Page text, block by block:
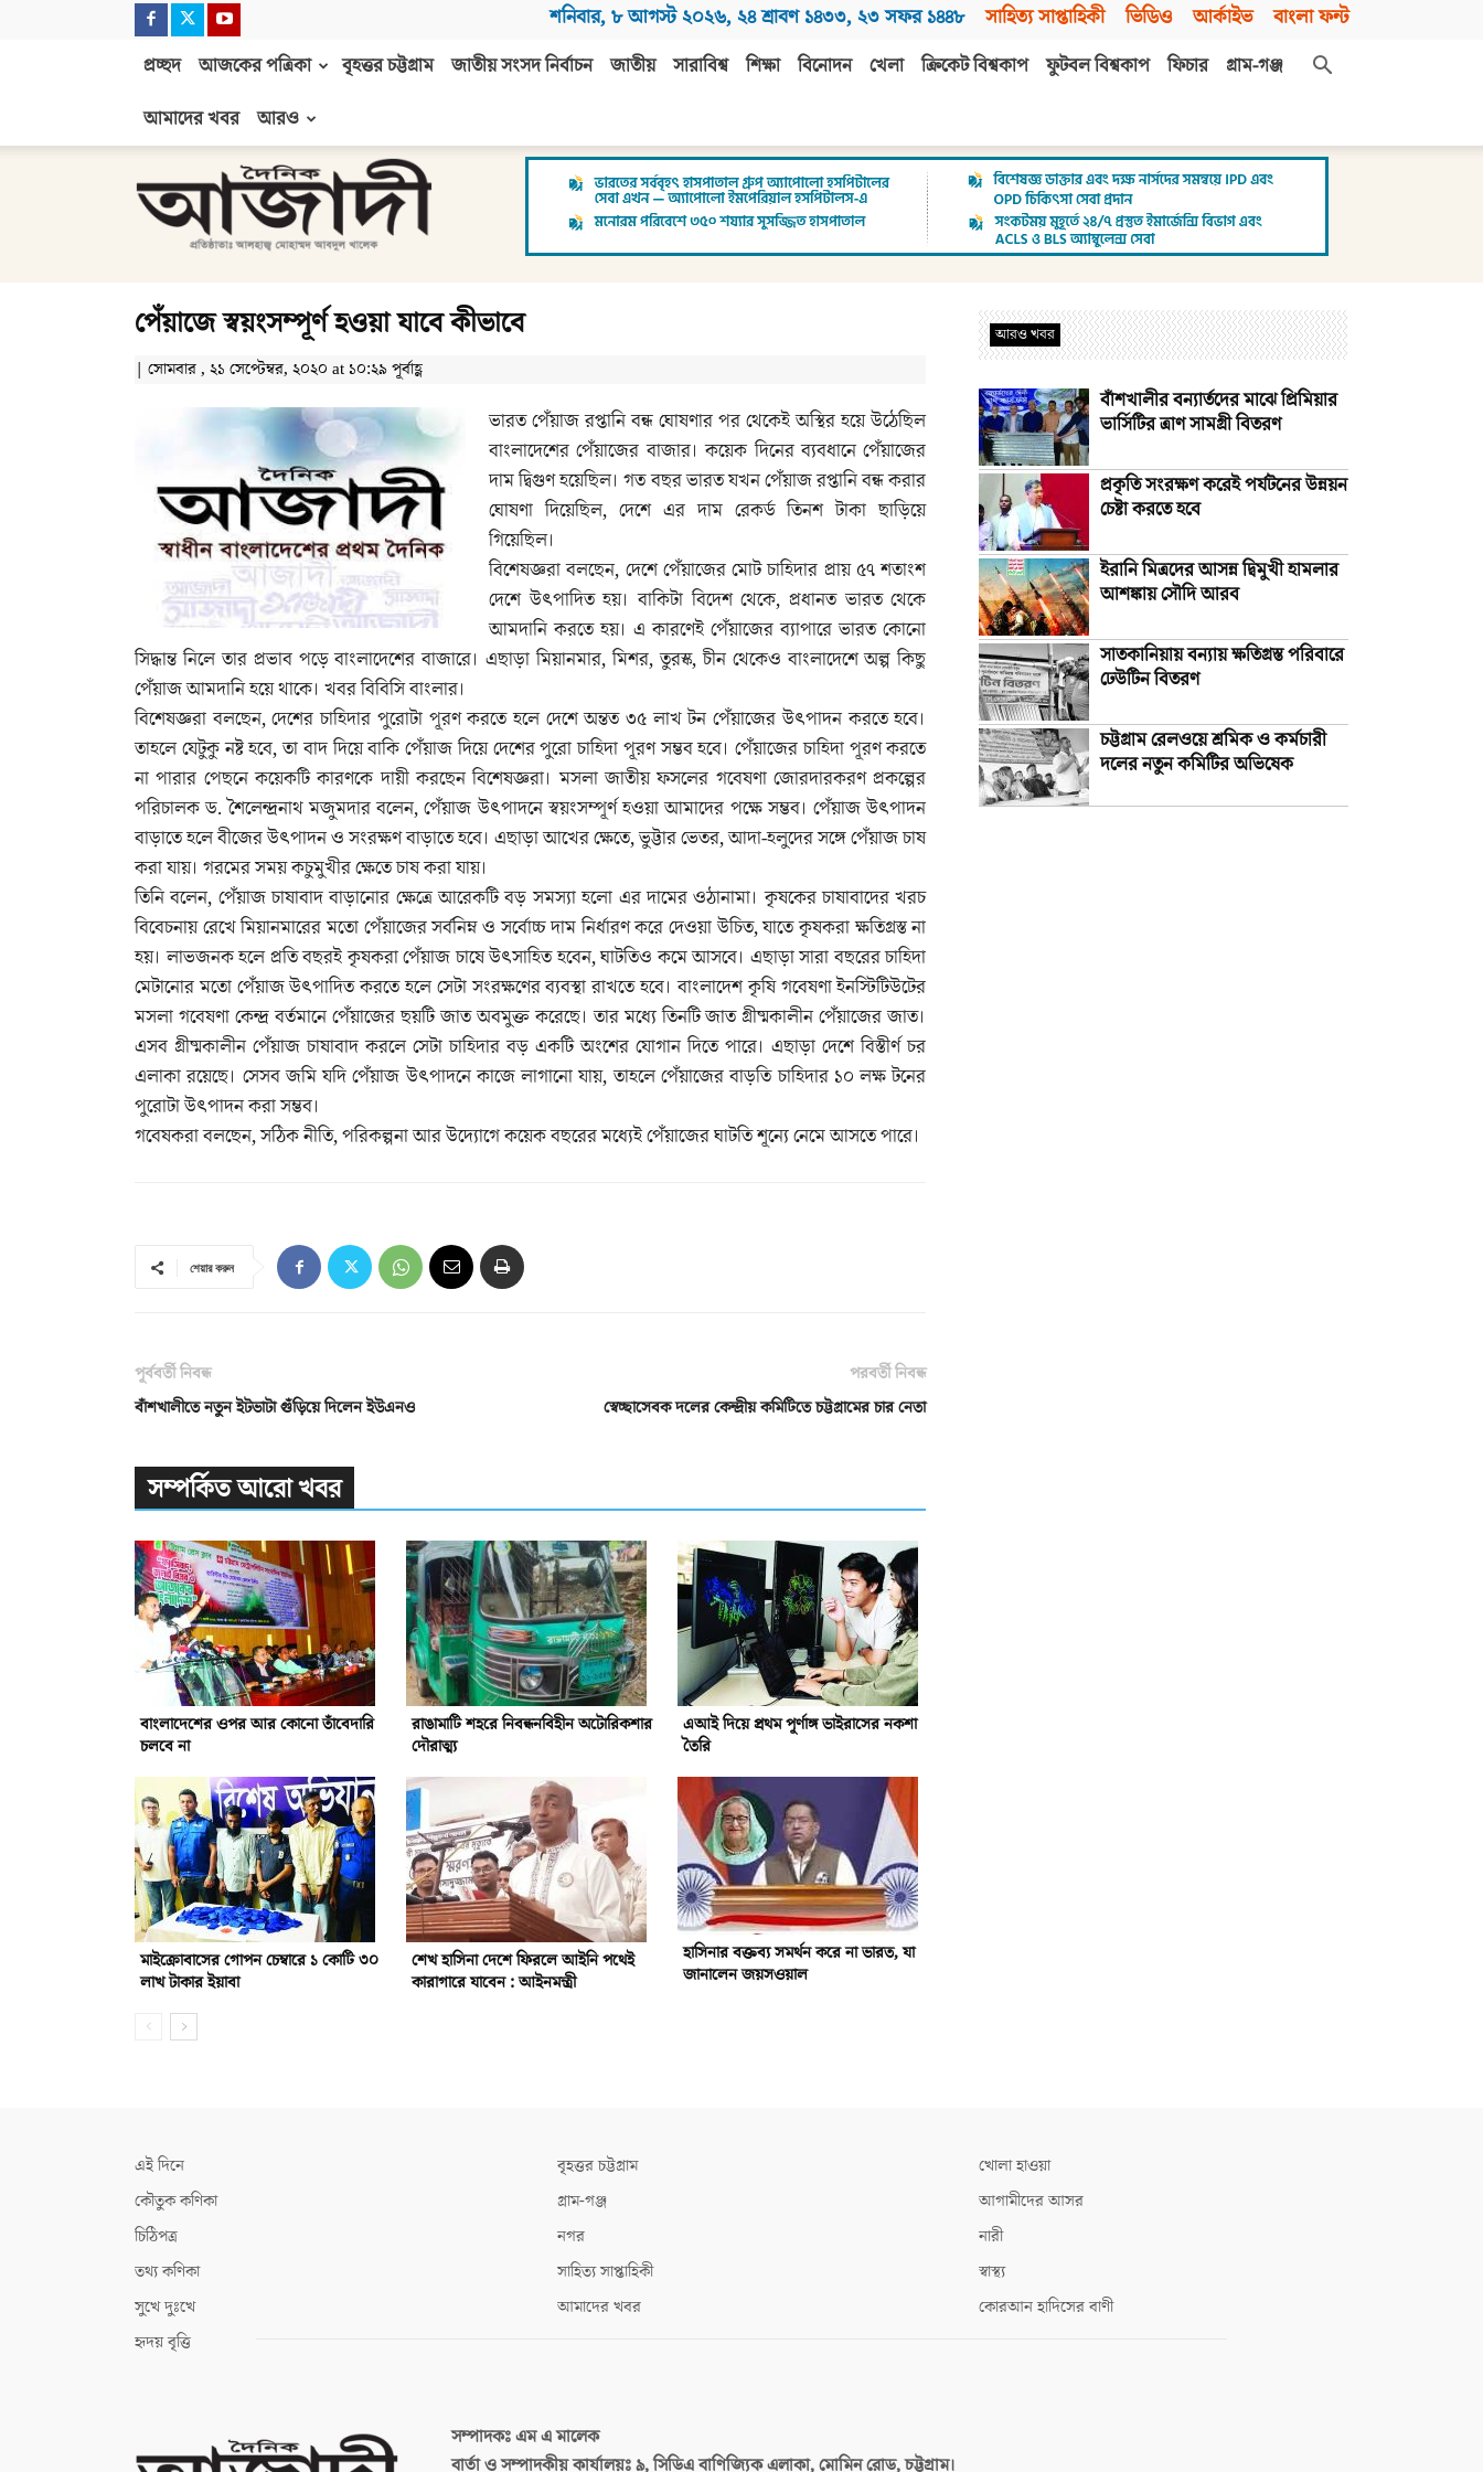
শনিবার, ৮ আগস্ট ২০২৬, ২৪ শ্রাবণ ১৪৩৩, ২৩ সফর ১৪৪৮ সাহিত্য সাপ্তাহিকী ভিডিও আর্কাইভ বাংলা ফন্ট
প্রচ্ছদ আজকের পত্রিকা বৃহত্তর চট্টগ্রাম জাতীয় সংসদ নির্বাচন জাতীয় সারাবিশ্ব শিক্ষা বিনোদন খেলা ক্রিকেট বিশ্বকাপ ফুটবল বিশ্বকাপ ফিচার
গ্রাম-গঞ্জ
আমাদের খবর
আরও
আজাদী
পেঁয়াজে স্বয়ংসম্পূর্ণ হওয়া যাবে কীভাবে
| সোমবার , ২১ সেপ্টেম্বর, ২০২০ at ১০:২৯ পূর্বাহ্ণ
ভারত পেঁয়াজ রপ্তানি বন্ধ ঘোষণার পর থেকেই অস্থির হয়ে উঠেছিল
বাংলাদেশের পেঁয়াজের বাজার। কয়েক দিনের ব্যবধানে পেঁয়াজের
দাম দ্বিগুণ হয়েছিল। গত বছর ভারত যখন পেঁয়াজ রপ্তানি বন্ধ করার
ঘোষণা দিয়েছিল, দেশে এর দাম রেকর্ড তিনশ টাকা ছাড়িয়ে
গিয়েছিল।
বিশেষজ্ঞরা বলছেন, দেশে পেঁয়াজের মোট চাহিদার প্রায় ৫৭ শতাংশ
দেশে উৎপাদিত হয়। বাকিটা বিদেশ থেকে, প্রধানত ভারত থেকে
আমদানি করতে হয়। এ কারণেই পেঁয়াজের ব্যাপারে ভারত কোনো
সিদ্ধান্ত নিলে তার প্রভাব পড়ে বাংলাদেশের বাজারে। এছাড়া মিয়ানমার, মিশর, তুরস্ক, চীন থেকেও বাংলাদেশে অল্প কিছু
পেঁয়াজ আমদানি হয়ে থাকে। খবর বিবিসি বাংলার।
বিশেষজ্ঞরা বলছেন, দেশের চাহিদার পুরোটা পূরণ করতে হলে দেশে অন্তত ৩৫ লাখ টন পেঁয়াজের উৎপাদন করতে হবে।
তাহলে যেটুকু নষ্ট হবে, তা বাদ দিয়ে বাকি পেঁয়াজ দিয়ে দেশের পুরো চাহিদা পূরণ সম্ভব হবে। পেঁয়াজের চাহিদা পূরণ করতে
না পারার পেছনে কয়েকটি কারণকে দায়ী করছেন বিশেষজ্ঞরা। মসলা জাতীয় ফসলের গবেষণা জোরদারকরণ প্রকল্পের
পরিচালক ড. শৈলেন্দ্রনাথ মজুমদার বলেন, পেঁয়াজ উৎপাদনে স্বয়ংসম্পূর্ণ হওয়া আমাদের পক্ষে সম্ভব। পেঁয়াজ উৎপাদন
বাড়াতে হলে বীজের উৎপাদন ও সংরক্ষণ বাড়াতে হবে। এছাড়া আখের ক্ষেতে, ভুট্টার ভেতর, আদা-হলুদের সঙ্গে পেঁয়াজ চাষ
করা যায়। গরমের সময় কচুমুখীর ক্ষেতে চাষ করা যায়।
তিনি বলেন, পেঁয়াজ চাষাবাদ বাড়ানোর ক্ষেত্রে আরেকটি বড় সমস্যা হলো এর দামের ওঠানামা। কৃষকের চাষাবাদের খরচ
বিবেচনায় রেখে মিয়ানমারের মতো পেঁয়াজের সর্বনিম্ন ও সর্বোচ্চ দাম নির্ধারণ করে দেওয়া উচিত, যাতে কৃষকরা ক্ষতিগ্রস্ত না
হয়। লাভজনক হলে প্রতি বছরই কৃষকরা পেঁয়াজ চাষে উৎসাহিত হবেন, ঘাটতিও কমে আসবে। এছাড়া সারা বছরের চাহিদা
মেটানোর মতো পেঁয়াজ উৎপাদিত করতে হলে সেটা সংরক্ষণের ব্যবস্থা রাখতে হবে। বাংলাদেশ কৃষি গবেষণা ইনস্টিটিউটের
মসলা গবেষণা কেন্দ্র বর্তমানে পেঁয়াজের ছয়টি জাত অবমুক্ত করেছে। তার মধ্যে তিনটি জাত গ্রীষ্মকালীন পেঁয়াজের জাত।
এসব গ্রীষ্মকালীন পেঁয়াজ চাষাবাদ করলে সেটা চাহিদার বড় একটি অংশের যোগান দিতে পারে। এছাড়া দেশে বিস্তীর্ণ চর
এলাকা রয়েছে। সেসব জমি যদি পেঁয়াজ উৎপাদনে কাজে লাগানো যায়, তাহলে পেঁয়াজের বাড়তি চাহিদার ১০ লক্ষ টনের
পুরোটা উৎপাদন করা সম্ভব।
গবেষকরা বলছেন, সঠিক নীতি, পরিকল্পনা আর উদ্যোগে কয়েক বছরের মধ্যেই পেঁয়াজের ঘাটতি শূন্যে নেমে আসতে পারে।
শেয়ার করুন
পূর্ববর্তী নিবন্ধ
বাঁশখালীতে নতুন ইটভাটা গুঁড়িয়ে দিলেন ইউএনও
পরবর্তী নিবন্ধ
স্বেচ্ছাসেবক দলের কেন্দ্রীয় কমিটিতে চট্টগ্রামের চার নেতা
সম্পর্কিত আরো খবর
বাংলাদেশের ওপর আর কোনো তাঁবেদারি
চলবে না
রাঙামাটি শহরে নিবন্ধনবিহীন অটোরিকশার
দৌরাত্ম্য
এআই দিয়ে প্রথম পূর্ণাঙ্গ ভাইরাসের নকশা
তৈরি
মাইক্রোবাসের গোপন চেম্বারে ১ কোটি ৩০
লাখ টাকার ইয়াবা
শেখ হাসিনা দেশে ফিরলে আইনি পথেই
কারাগারে যাবেন : আইনমন্ত্রী
হাসিনার বক্তব্য সমর্থন করে না ভারত, যা
জানালেন জয়সওয়াল
আরও খবর
বাঁশখালীর বন্যার্তদের মাঝে প্রিমিয়ার
ভার্সিটির ত্রাণ সামগ্রী বিতরণ
প্রকৃতি সংরক্ষণ করেই পর্যটনের উন্নয়ন
চেষ্টা করতে হবে
ইরানি মিত্রদের আসন্ন দ্বিমুখী হামলার
আশঙ্কায় সৌদি আরব
সাতকানিয়ায় বন্যায় ক্ষতিগ্রস্ত পরিবারে
ঢেউটিন বিতরণ
চট্টগ্রাম রেলওয়ে শ্রমিক ও কর্মচারী
দলের নতুন কমিটির অভিষেক
এই দিনে
কৌতুক কণিকা
চিঠিপত্র
তথ্য কণিকা
সুখে দুঃখে
হৃদয় বৃত্তি
বৃহত্তর চট্টগ্রাম
গ্রাম-গঞ্জ
নগর
সাহিত্য সাপ্তাহিকী
আমাদের খবর
খোলা হাওয়া
আগামীদের আসর
নারী
স্বাস্থ্য
কোরআন হাদিসের বাণী
সম্পাদকঃএম এ মালেক
বার্তা ও সম্পাদকীয় কার্যালয়ঃ৯, সিডিএ বাণিজ্যিক এলাকা, মোমিন রোড, চট্টগ্রাম।